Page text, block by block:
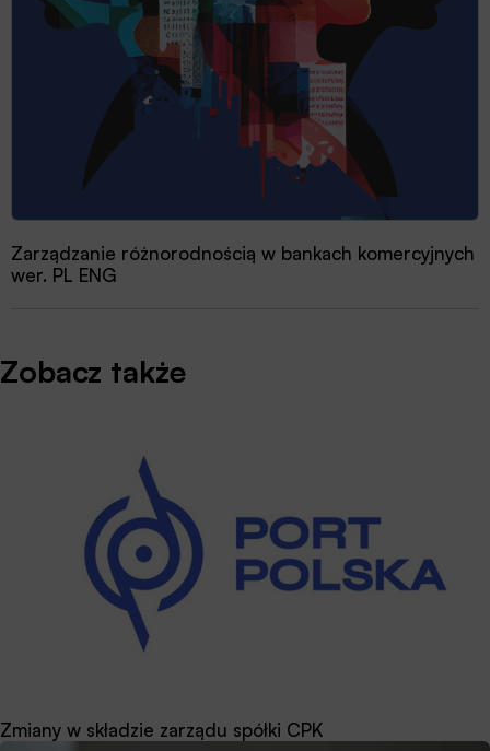
Zarządzanie różnorodnością w bankach komercyjnych
wer. PL ENG
Zobacz także
Zmiany w składzie zarządu spółki CPK